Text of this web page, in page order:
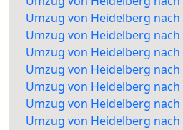
Umzug von Heidelberg
Umzug von Heidelberg
Umzug von Heidelberg
Umzug von Heidelberg nach
Umzug von Heidelberg nach
Umzug von Heidelberg nach
Umzug von Heidelberg